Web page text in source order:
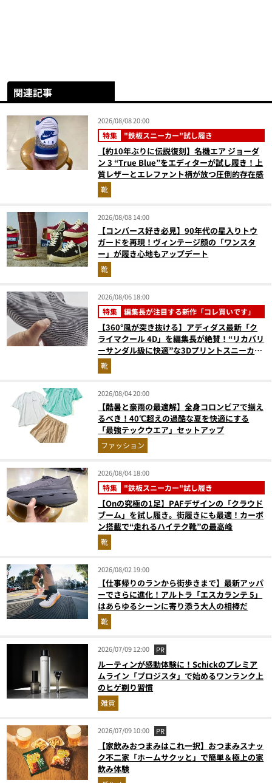
関連記事
2026/08/08 20:00
特集 "鉄板スニーカー"試し履き
【約10年ぶりに伝説復刻】名機エア ジョーダ
ン 3 “True Blue”をエディターが試し履き！上
質レザーとエレファント柄が放つ圧倒的存在感
靴
2026/08/08 14:00
【コンバース好き必見】90年代の星入りトウ
ガードを再現！ヴィンテージ顔の「ワンスタ
ー」が履き心地もアップデート
靴
2026/08/06 18:00
特集 編集長が注目する新作「コレ買いです」
【360°風が突き抜ける】アディダス最新「ク
ライマクール 4D」を編集長が絶賛！“リカバリ
ーサンダル級に快適”な3Dプリントスニーカー
『コレ買いです』Vol.173
靴
2026/08/04 20:00
【酷暑と豪雨の最適解】全身コロンビアで揃え
るべき！40℃超えの過酷な夏を快適にする
「最強テックウエア」セットアップ
ファッション
2026/08/04 18:00
特集 "鉄板スニーカー"試し履き
【Onの究極の1足】PAFデザインの「クラウド
ブーム」を試し履き。街履きにも最適！カーボ
ン搭載で“走れるハイテク靴”の最高峰
靴
2026/08/02 19:00
【仕事帰りのランから街歩きまで】最新アッパ
ーでさらに進化！アルトラ「エスカランテ 5」
はあらゆるシーンに寄り添う大人の相棒だ
靴
2026/07/09 12:00 PR
ルーティンが感動体験に！Schickのプレミア
ムライン「プロジスタ」で始めるワンランク上
のヒゲ剃り習慣
雑貨
2026/07/09 10:00 PR
【家飲みおつまみはこれ一択】おつまみスナッ
ク不二家「ホームサクッと」で簡単＆極上の家
飲み体験